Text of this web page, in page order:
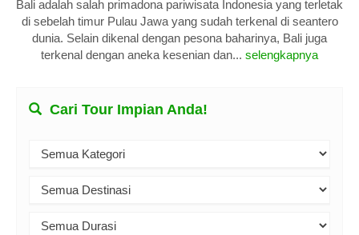
Bali adalah salah primadona pariwisata Indonesia yang terletak
di sebelah timur Pulau Jawa yang sudah terkenal di seantero
dunia. Selain dikenal dengan pesona baharinya, Bali juga
terkenal dengan aneka kesenian dan... selengkapnya
Cari Tour Impian Anda!